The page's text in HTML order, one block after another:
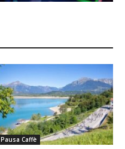
Pausa Caffè